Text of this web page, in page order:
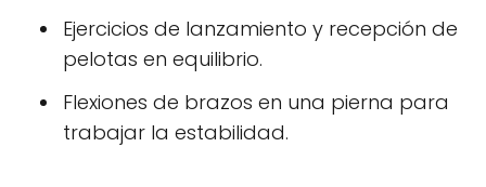
Ejercicios de lanzamiento y recepción de
pelotas en equilibrio.
Flexiones de brazos en una pierna para
trabajar la estabilidad.